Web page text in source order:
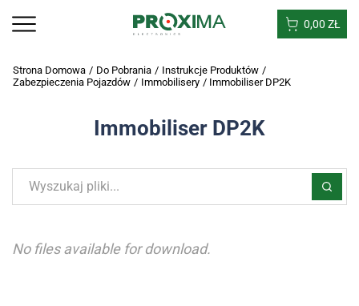
0,00 ZŁ
Strona Domowa / Do Pobrania / Instrukcje Produktów /
Zabezpieczenia Pojazdów / Immobilisery / Immobiliser DP2K
Immobiliser DP2K
No files available for download.